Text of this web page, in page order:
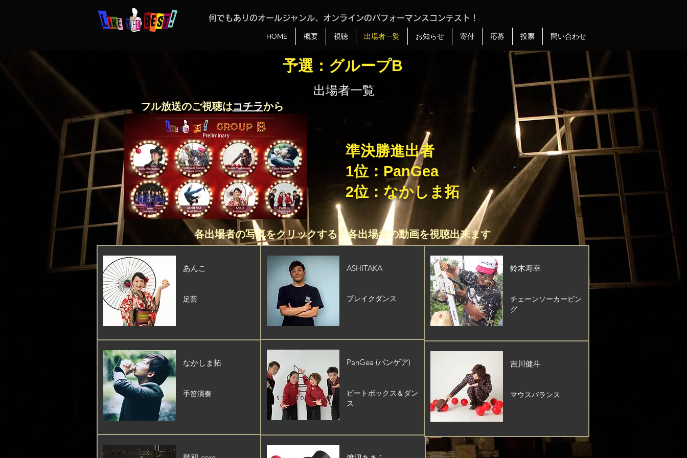
何でもありのオールジャンル、オンラインのパフォーマンスコンテスト！
HOME 概要 視聴 出場者一覧 お知らせ 寄付 応募 投票 問い合わせ
予選：グループB
出場者一覧
フル放送のご視聴はコチラから
準決勝進出者
1位：PanGea
2位：なかしま拓
各出場者の写真をクリックすると各出場者の動画を視聴出来ます
あんこ
足芸
なかしま拓
手笛演奏
ASHITAKA
ブレイクダンス
PanGea (パンゲア)
ビートボックス＆ダン
ス
鈴木寿幸
チェーンソーカービン
グ
吉川健斗
マウスバランス